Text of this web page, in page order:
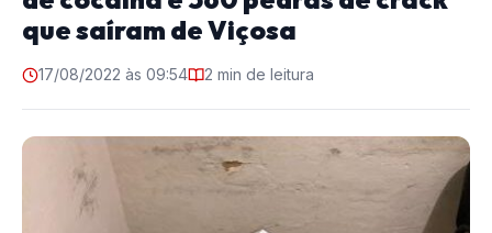
que saíram de Viçosa
17/08/2022 às 09:54 2 min de leitura